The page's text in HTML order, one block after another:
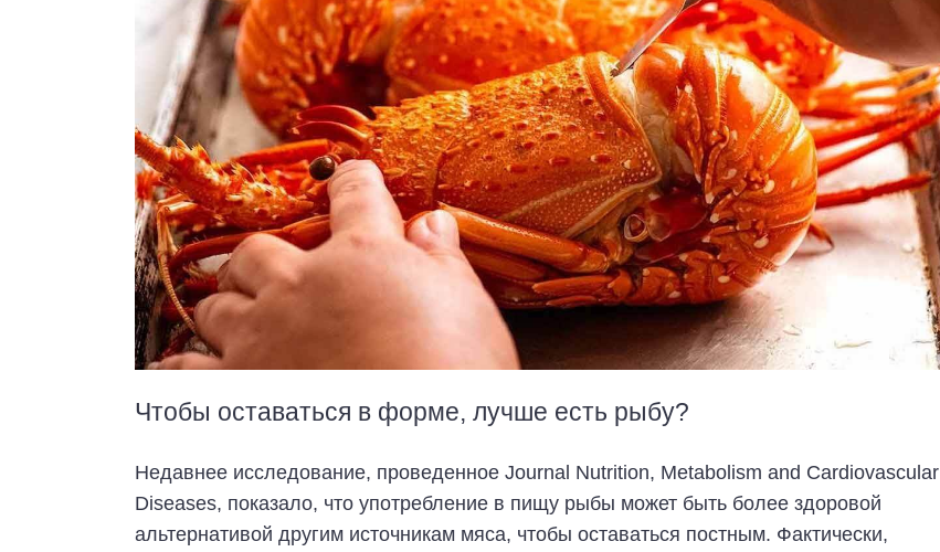
Чтобы оставаться в форме, лучше есть рыбу?
Недавнее исследование, проведенное Journal Nutrition, Metabolism and Cardiovascular
Diseases, показало, что употребление в пищу рыбы может быть более здоровой
альтернативой другим источникам мяса, чтобы оставаться постным. Фактически,